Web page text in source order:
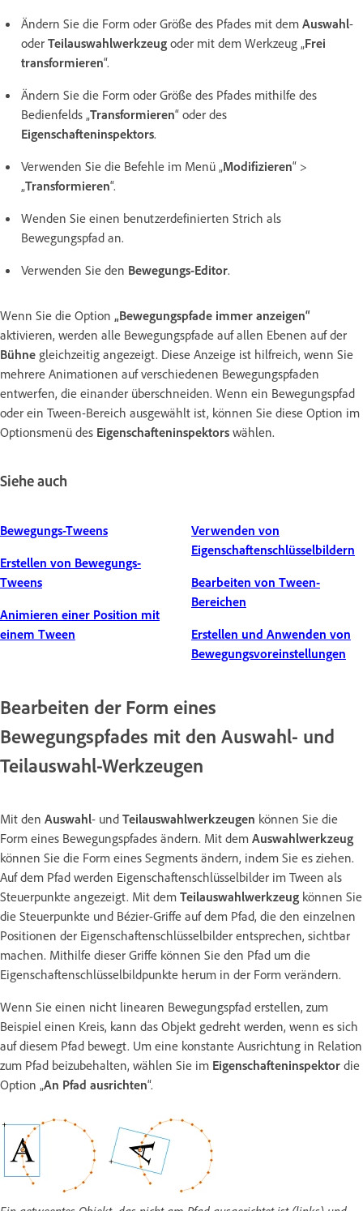
Ändern Sie die Form oder Größe des Pfades mit dem Auswahl-
oder Teilauswahlwerkzeug oder mit dem Werkzeug „Frei
transformieren“.
Ändern Sie die Form oder Größe des Pfades mithilfe des
Bedienfelds „Transformieren“ oder des
Eigenschafteninspektors.
Verwenden Sie die Befehle im Menü „Modifizieren“ >
„Transformieren“.
Wenden Sie einen benutzerdefinierten Strich als
Bewegungspfad an.
Verwenden Sie den Bewegungs-Editor.
Wenn Sie die Option „Bewegungspfade immer anzeigen“
aktivieren, werden alle Bewegungspfade auf allen Ebenen auf der
Bühne gleichzeitig angezeigt. Diese Anzeige ist hilfreich, wenn Sie
mehrere Animationen auf verschiedenen Bewegungspfaden
entwerfen, die einander überschneiden. Wenn ein Bewegungspfad
oder ein Tween-Bereich ausgewählt ist, können Sie diese Option im
Optionsmenü des Eigenschafteninspektors wählen.
Siehe auch
Bewegungs-Tweens
Erstellen von Bewegungs-
Tweens
Animieren einer Position mit
einem Tween
Verwenden von
Eigenschaftenschlüsselbildern
Bearbeiten von Tween-
Bereichen
Erstellen und Anwenden von
Bewegungsvoreinstellungen
Bearbeiten der Form eines
Bewegungspfades mit den Auswahl- und
Teilauswahl-Werkzeugen
Mit den Auswahl- und Teilauswahlwerkzeugen können Sie die
Form eines Bewegungspfades ändern. Mit dem Auswahlwerkzeug
können Sie die Form eines Segments ändern, indem Sie es ziehen.
Auf dem Pfad werden Eigenschaftenschlüsselbilder im Tween als
Steuerpunkte angezeigt. Mit dem Teilauswahlwerkzeug können Sie
die Steuerpunkte und Bézier-Griffe auf dem Pfad, die den einzelnen
Positionen der Eigenschaftenschlüsselbilder entsprechen, sichtbar
machen. Mithilfe dieser Griffe können Sie den Pfad um die
Eigenschaftenschlüsselbildpunkte herum in der Form verändern.
Wenn Sie einen nicht linearen Bewegungspfad erstellen, zum
Beispiel einen Kreis, kann das Objekt gedreht werden, wenn es sich
auf diesem Pfad bewegt. Um eine konstante Ausrichtung in Relation
zum Pfad beizubehalten, wählen Sie im Eigenschafteninspektor die
Option „An Pfad ausrichten“.